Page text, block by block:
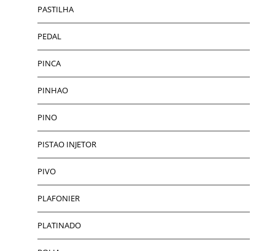
PASTILHA
PEDAL
PINCA
PINHAO
PINO
PISTAO INJETOR
PIVO
PLAFONIER
PLATINADO